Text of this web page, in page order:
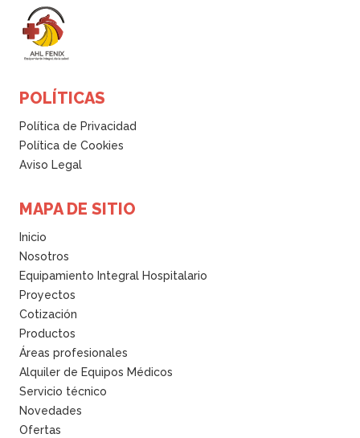
POLÍTICAS
Política de Privacidad
Política de Cookies
Aviso Legal
MAPA DE SITIO
Inicio
Nosotros
Equipamiento Integral Hospitalario
Proyectos
Cotización
Productos
Áreas profesionales
Alquiler de Equipos Médicos
Servicio técnico
Novedades
Ofertas